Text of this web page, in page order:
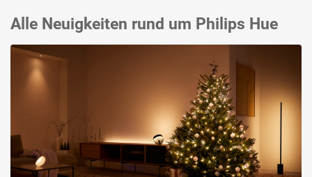
Alle Neuigkeiten rund um Philips Hue